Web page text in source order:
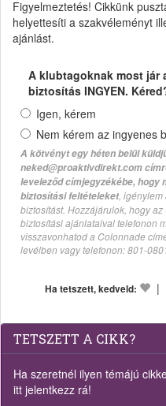
Figyelmeztetés! Cikkünk
helyettesíti a szakvéleményt
ajánlást.
A klubtagoknak most jár
biztosítás INGYEN.
Igen, kérem
Nem kérem az ingyenes
A kötvényt egy héten belül
neked@proaktivdirekt.com
leveleződ címjegyzékébe, hogy
biztosítási feltételeket,
biztosítást. Hozzájárulok, hogy
biztosítási ajánlataival telefonon
visszavonhatod a Colonnade
levélben vagy telefonon: 801-
Ha tetszett, kedveld: |
TETSZETT A CIKK?
Ha szeretnél ilyen témájú
itt jelentkezz rá!